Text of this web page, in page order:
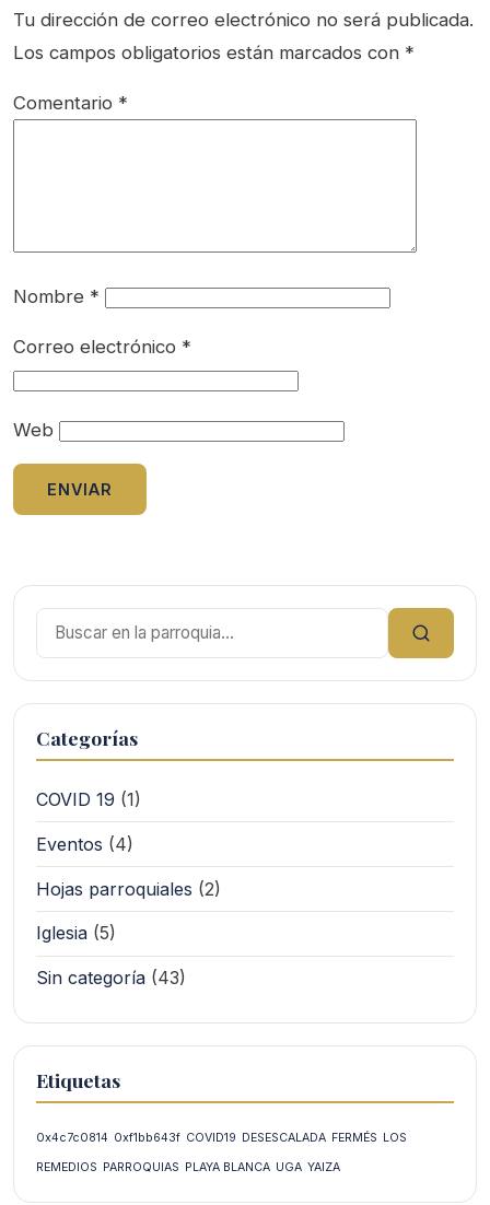
Tu dirección de correo electrónico no será publicada.
Los campos obligatorios están marcados con *
Comentario *
Nombre *
Correo electrónico *
Web
Buscar:
Categorías
COVID 19 (1)
Eventos (4)
Hojas parroquiales (2)
Iglesia (5)
Sin categoría (43)
Etiquetas
0x4c7c0814 0xf1bb643f COVID19 DESESCALADA FERMÉS LOS
REMEDIOS PARROQUIAS PLAYA BLANCA UGA YAIZA